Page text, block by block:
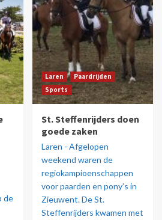
de
Laren
Paardrijden
Sports
St. Steffenrijders doen
goede zaken
Laren - Afgelopen
weekend waren de
regiokampioenschappen
voor paarden en pony’s in
Zieuwent. De St.
Steffenrijders kwamen met